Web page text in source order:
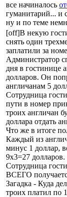
все начиналось
гуманитарий... и
ну и по теме
[off]В некую
снять один
заплатили за
Администратор
дня в гостинице
долларов. Он
англичанам 5
Сотрудница
пути в номер
троих англичан
доллара отдать
Что же в итоге
Каждый из
минус 1 доллар,
9х3=27 долларов.
Сотрудница
ВСЕГО
Загадка - Куда
троих платил по